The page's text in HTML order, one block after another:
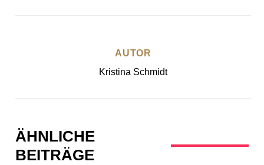
AUTOR
Kristina Schmidt
ÄHNLICHE
BEITRÄGE